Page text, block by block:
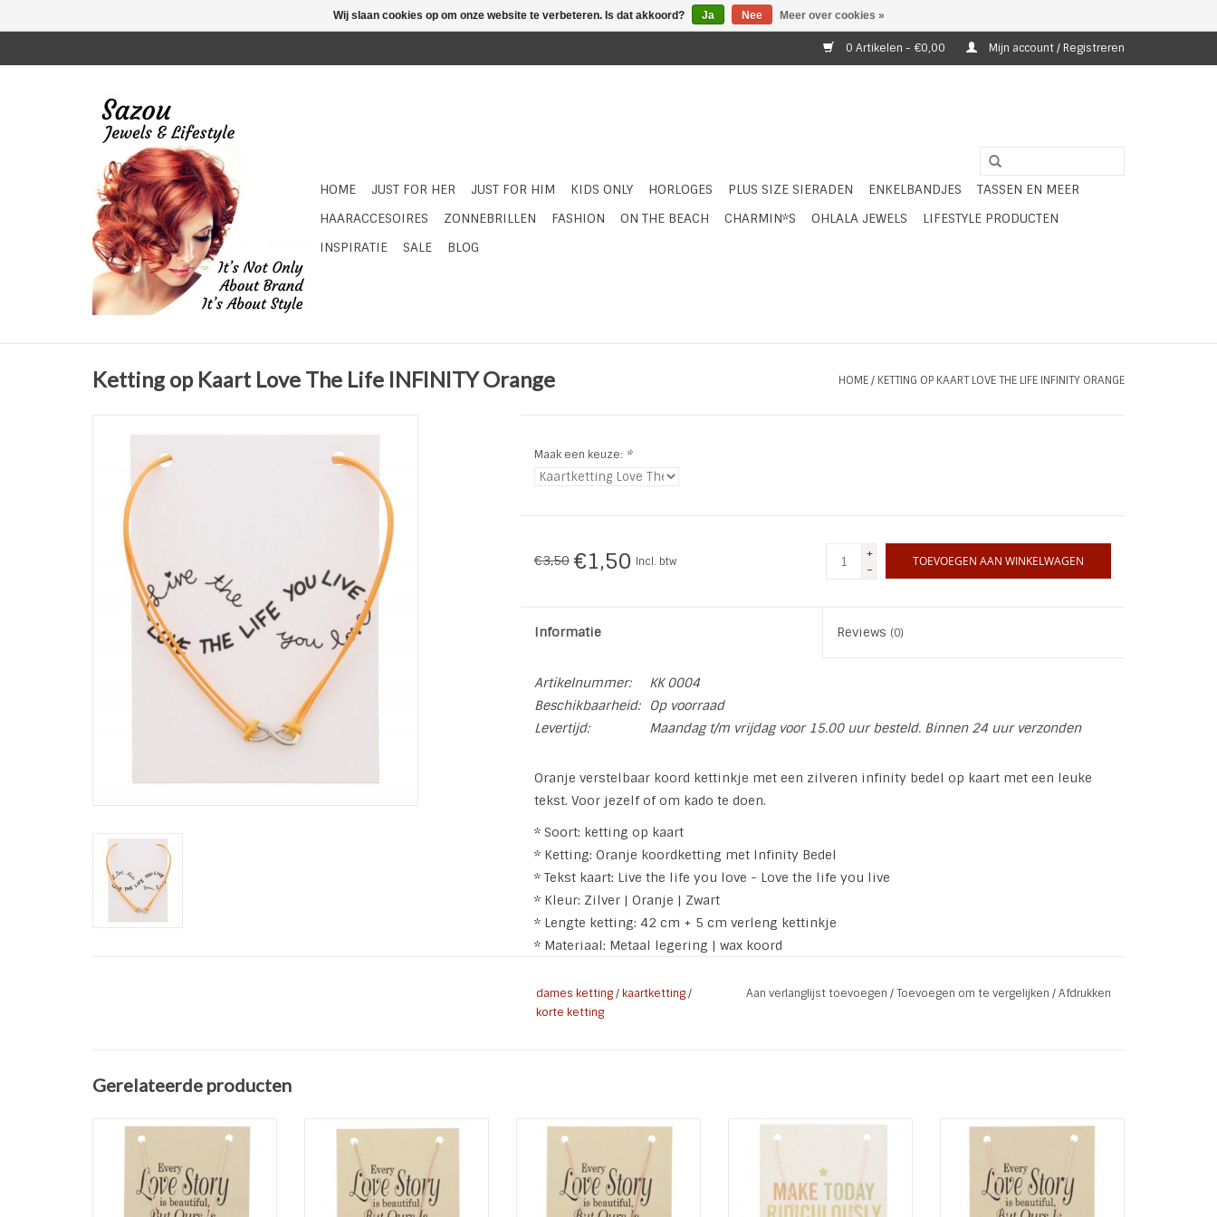
0 Artikelen - €0,00 Mijn account / Registreren
HOME JUST FOR HER JUST FOR HIM KIDS ONLY HORLOGES PLUS SIZE SIERADEN ENKELBANDJES
TASSEN EN MEER
HAARACCESOIRES
ZONNEBRILLEN FASHION ON THE BEACH CHARMIN*S OHLALA JEWELS
LIFESTYLE PRODUCTEN
INSPIRATIE
SALE BLOG
Ketting op Kaart Love The Life INFINITY Orange HOME/ KETTING OP KAART LOVE THE LIFE INFINITY ORANGE
Maak een keuze: *
€3,50 €1,50 Incl. btw
+
-
TOEVOEGEN AAN WINKELWAGEN
Informatie Reviews (0)
Artikelnummer:
KK 0004
Beschikbaarheid:
Op voorraad
Levertijd:
Maandag t/m vrijdag voor 15.00 uur besteld. Binnen 24 uur verzonden
Oranje verstelbaar koord kettinkje met een zilveren infinity bedel op kaart met een leuke
tekst. Voor jezelf of om kado te doen.
* Soort: ketting op kaart
* Ketting: Oranje koordketting met Infinity Bedel
* Tekst kaart: Live the life you love - Love the life you live
* Kleur: Zilver | Oranje | Zwart
* Lengte ketting: 42 cm + 5 cm verleng kettinkje
* Materiaal: Metaal legering | wax koord
dames ketting/ kaartketting/
korte ketting
Aan verlanglijst toevoegen /Toevoegen om te vergelijken /Afdrukken
Gerelateerde producten
Rose Gouden Kettinkje met
Hart bedel op een kaart
Tekst: Every love story is
beautiful, but ours is my
favorite.
Rose Goud kettinkje met Strik
bedel op kaart
TOEVOEGEN AAN WINKELWAGEN
Rose Goud Kettinkje met Kruis
Tekst: Every love story is
beautiful, but ours is my
favorite
Rose Gold Kettinkje met
Amazing
TOEVOEGEN AAN WINKELWAGEN
Rose Gouden Ketting met Love
Tekst: Every love story is
beautiful, but ours is my
favorite
Wij slaan cookies op om onze website te verbeteren. Is dat akkoord? Ja Nee Meer over cookies »